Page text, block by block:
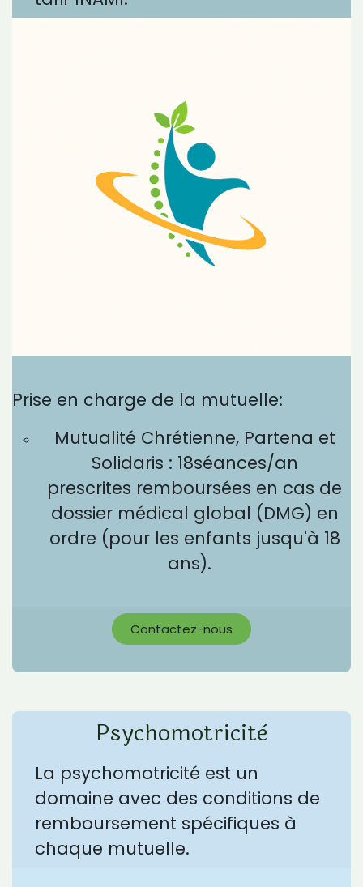
Prise en charge de la mutuelle:
Mutualité Chrétienne, Partena et
Solidaris : 18séances/an
prescrites remboursées en cas de
dossier médical global (DMG) en
ordre (pour les enfants jusqu'à 18
ans).
Contactez-nous
Psychomotricitè
La psychomotricité est un
domaine avec des conditions de
remboursement spécifiques à
chaque mutuelle.